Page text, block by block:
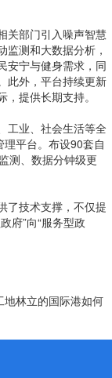
部门引入噪声智慧
测和大数据分析，
安宁与健身需求，同
此外，平台持续更新
提供长期支持。
业、社会生活等全
平台。布设90套自
测、数据分钟级更
技术支撑，不仅提
府”向“服务型政
林立的国际港如何